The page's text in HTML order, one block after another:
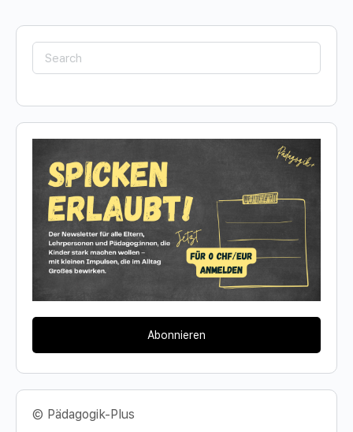
Search
for:
Abonnieren
© Pädagogik-Plus